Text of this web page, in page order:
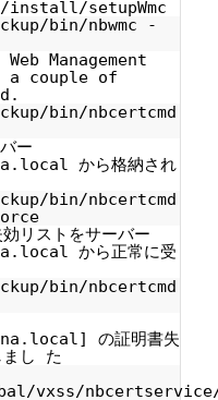
install/setupWmc
bin/nbwmc -
Management
a couple of
bin/nbcertcmd
ー
から格納され
bin/nbcertcmd
リストをサーバー
から正常に受
bin/nbcertcmd
の証明書失
まし た
vxss/